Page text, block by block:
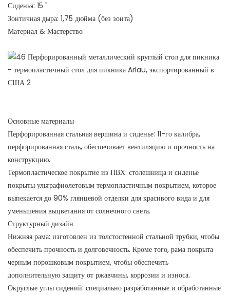
Сиденья: 15 "
Зонтичная дыра: 1,75 дюйма (без зонта)
Материал & Мастерство
Основные материалы
Перфорированная стальная вершина и сиденье: 11-го калибра,
перфорированная сталь, обеспечивает вентиляцию и прочность на
конструкцию.
Термопластическое покрытие из ПВХ: столешница и сиденье
покрыты ультрафиолетовым термопластичным покрытием, которое
выпекается до 90% глянцевой отделки для красивого вида и для
уменьшения выцветания от солнечного света.
Структурный дизайн
Нижняя рама: изготовлен из толстостенной стальной трубки, чтобы
обеспечить прочность и долговечность. Кроме того, рама покрыта
черным порошковым покрытием, чтобы обеспечить
дополнительную защиту от ржавчины, коррозии и износа.
Округлые углы сидений: специально разработанные и обработанные